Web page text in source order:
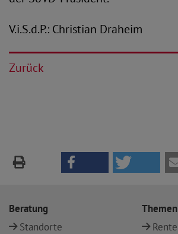
V.i.S.d.P.: Christian Draheim
Zurück
Beratung
Standorte
Themen
Rente